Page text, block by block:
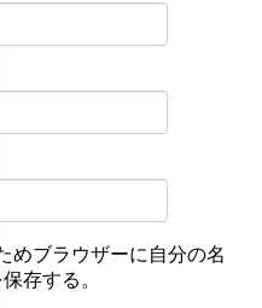
めブラウザーに自分の名
存する。